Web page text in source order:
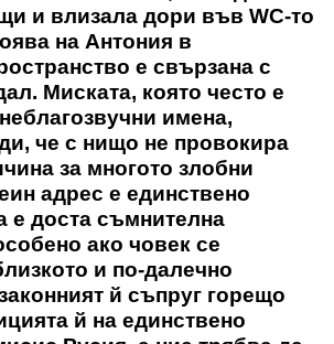
и влизала дори във WC-то
на Антония в
е свързана с
Миската, която често е
имена,
че с нищо не провокира
за многото злобни
адрес е единствено
е доста съмнителна
ако човек се
и по-далечно
й съпруг горещо
й на единствено